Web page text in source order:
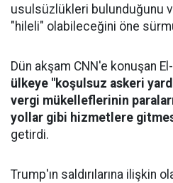
usulsüzlükleri bulunduğunu
"hileli" olabileceğini öne
Dün akşam CNN'e konuşan
ülkeye "koşulsuz askeri
vergi mükelleflerinin
yollar gibi hizmetlere
getirdi.
Trump'ın saldırılarına ilişkin